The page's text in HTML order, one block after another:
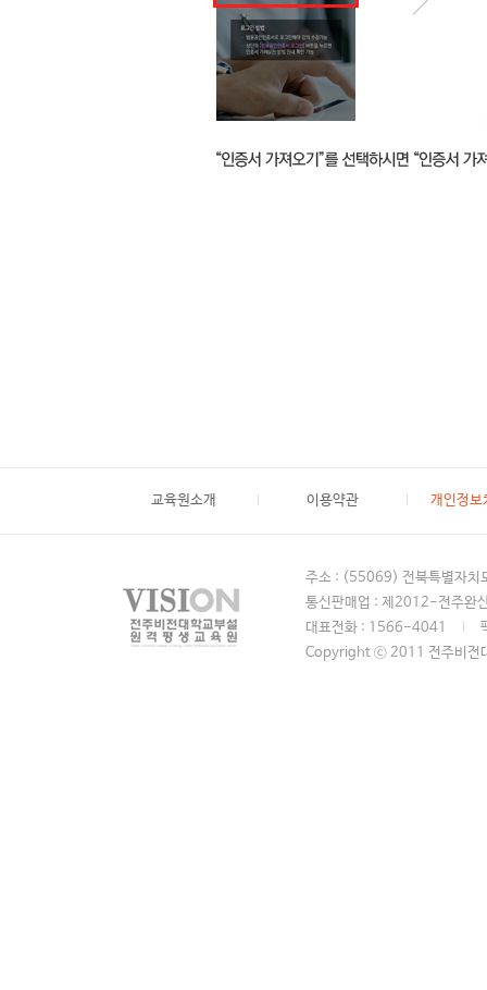
교육원소개 이용약관 개인정보
주소 : (55069) 전북특별자치
통신판매업 : 제2012-전주완
대표전화 : 1566-4041
Copyright ⓒ 2011 전주비전